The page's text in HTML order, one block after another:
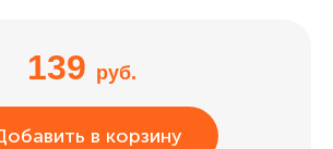
139 руб.
в корзину